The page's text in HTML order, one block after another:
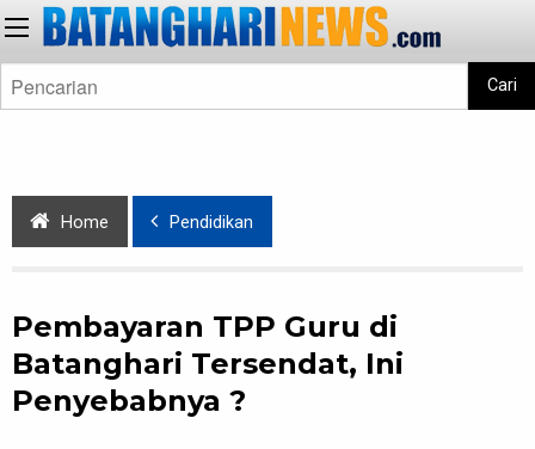
Cari
Home Pendidikan
Pembayaran TPP Guru di
Batanghari Tersendat, Ini
Penyebabnya ?